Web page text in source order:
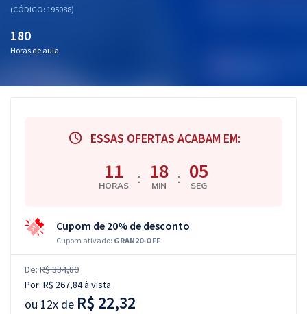
Aprovados
(CÓDIGO: 195088)
180
Horas de aula
ESSAS OFERTAS ACABAM EM:
11
HORAS : 18
MIN : 04
SEG
Cupom de 20% de desconto
Cupom ativado: GRAN20-OFF
De: R$ 334,80
Por: R$ 267,84à vista
ou 12x de R$ 22,32